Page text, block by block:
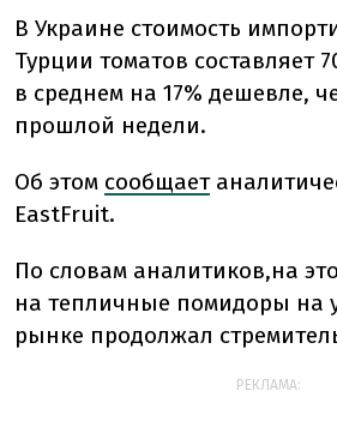
В Украине стоимость
Турции томатов составляет
в среднем на 17% дешевле,
прошлой недели.
Об этом сообщает
EastFruit.
По словам аналитиков,на
на тепличные помидоры на
рынке продолжал
РЕКЛАМА: